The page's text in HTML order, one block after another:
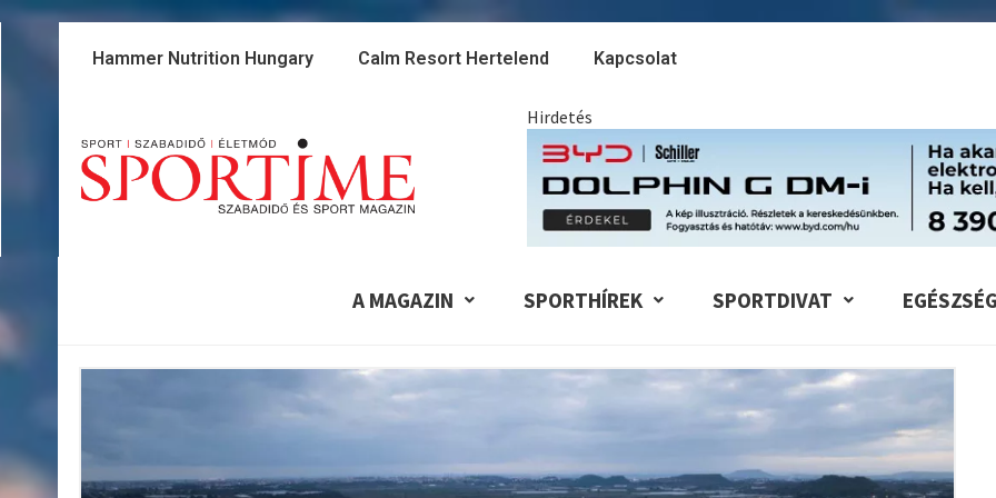
Skip
Hammer Nutrition Hungary Calm Resort Hertelend Kapcsolat
Hirdetés
A MAGAZIN SPORTHÍREK SPORTDIVAT EGÉSZSÉG